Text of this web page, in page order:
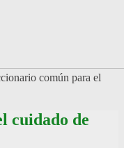
común para el
cuidado de